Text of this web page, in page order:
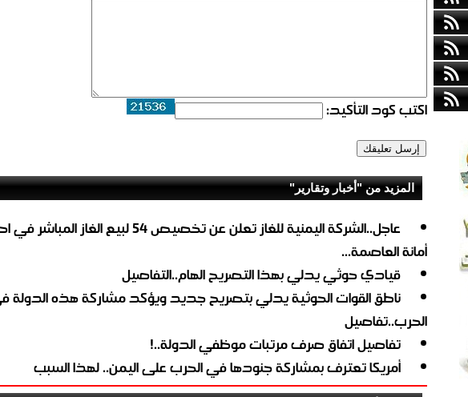
اكتب كود التأكيد:
المزيد من "أخبار وتقارير"
عاجل..الشركة اليمنية للغاز تعلن عن تخصيص 54 لبيع الغاز
أمانة العاصمة...
قيادي حوثي يدلي بهذا التصريح الهام..التفاصيل
ناطق القوات الحوثية يدلي بتصريح جديد ويؤكد مشاركة هذه الدولة
الحرب..تفاصيل
تفاصيل اتفاق صرف مرتبات موظفي الدولة..!
أمريكا تعترف بمشاركة جنودها في الحرب على اليمن.. لهذا السبب